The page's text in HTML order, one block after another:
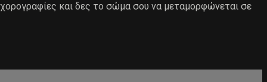
και δες το σώμα σου να μεταμορφώνεται σε